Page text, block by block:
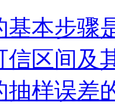
基本步骤
信区间及
抽样误差